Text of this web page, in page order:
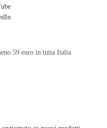
59 euro in tutta Italia